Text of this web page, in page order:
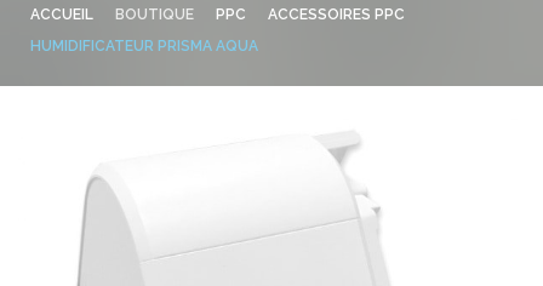
ACCUEIL BOUTIQUE PPC
ACCESSOIRES PPC
HUMIDIFICATEUR PRISMA AQUA